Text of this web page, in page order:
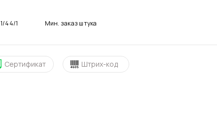
1/44/1 Мин. заказ штука
Сертификат Штрих-код